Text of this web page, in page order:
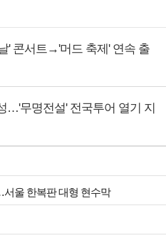
' 콘서트→'머드 축제' 연속 출
…'무명전설' 전국투어 열기 지
울 한복판 대형 현수막